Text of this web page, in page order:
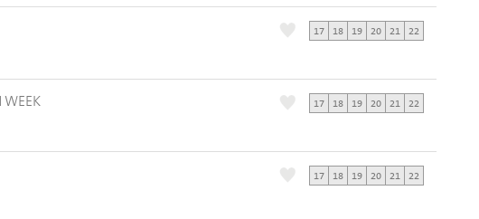
17 18 19 20 21 22
WEEK 17 18 19 20 21 22
17 18 19 20 21 22